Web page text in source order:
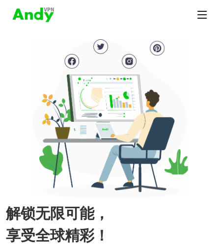
解锁无限可能，
享受全球精彩！